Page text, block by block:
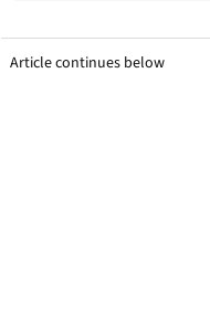
Article continues below